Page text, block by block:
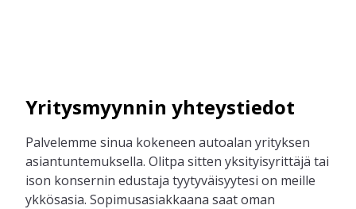
Yritysmyynnin yhteystiedot
Palvelemme sinua kokeneen autoalan yrityksen
asiantuntemuksella. Olitpa sitten yksityisyrittäjä tai
ison konsernin edustaja tyytyväisyytesi on meille
ykkösasia. Sopimusasiakkaana saat oman